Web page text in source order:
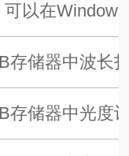
以在
存储器中波长
存储器中光度